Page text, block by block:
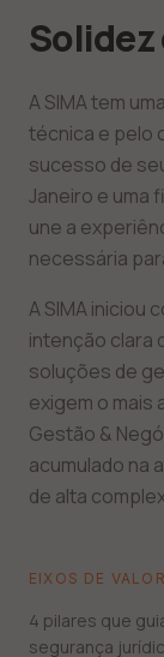
Solidez
A SIMA tem
técnica e pelo
sucesso de
Janeiro e uma
une a
necessária
A SIMA iniciou
intenção clara
soluções de
exigem o mais
Gestão &
acumulado na
de alta
EIXOS DE VALOR
4 pilares que
segurança